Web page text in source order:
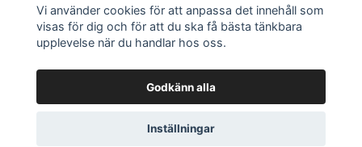
Sociala medier
© 2026 EQ SHOP - allt för dina fritidsintressen
Vi använder cookies för att anpassa det innehåll som
visas för dig och för att du ska få bästa tänkbara
upplevelse när du handlar hos oss.
Godkänn alla
Inställningar